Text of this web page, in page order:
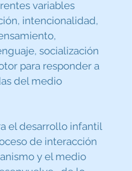
variables
intencionalidad,
socialización
para responder a
del medio
el desarrollo infantil
de interacción
y el medio